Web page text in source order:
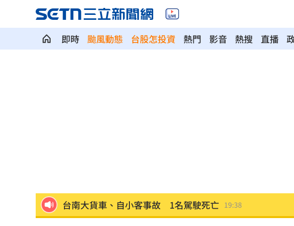
即時 颱風動態 台股怎投資 熱門 影音 熱搜 直播
崔立于高雄開唱 台下讓他氣噗噗：隨便啦 19:32